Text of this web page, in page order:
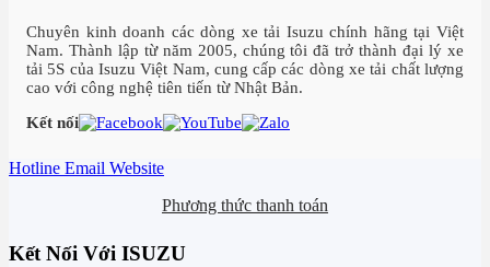
Chuyên kinh doanh các dòng xe tải Isuzu chính hãng tại Việt
Nam. Thành lập từ năm 2005, chúng tôi đã trở thành đại lý xe
tải 5S của Isuzu Việt Nam, cung cấp các dòng xe tải chất lượng
cao với công nghệ tiên tiến từ Nhật Bản.
Kết nối
Hotline Email Website
Phương thức thanh toán
Kết Nối Với ISUZU